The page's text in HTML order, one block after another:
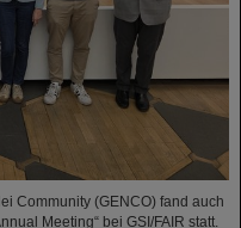
Community (GENCO) fand auch
Meeting“ bei GSI/FAIR statt.